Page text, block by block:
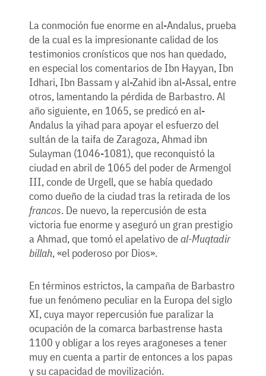
La conmoción fue enorme en al-Andalus, prueba
de la cual es la impresionante calidad de los
testimonios cronísticos que nos han quedado,
en especial los comentarios de Ibn Hayyan, Ibn
Idhari, Ibn Bassam y al-Zahid ibn al-Assal, entre
otros, lamentando la pérdida de Barbastro. Al
año siguiente, en 1065, se predicó en al-
Andalus la yihad para apoyar el esfuerzo del
sultán de la taifa de Zaragoza, Ahmad ibn
Sulayman (1046-1081), que reconquistó la
ciudad en abril de 1065 del poder de Armengol
III, conde de Urgell, que se había quedado
como dueño de la ciudad tras la retirada de los
francos. De nuevo, la repercusión de esta
victoria fue enorme y aseguró un gran prestigio
a Ahmad, que tomó el apelativo deal-Muqtadir
billah, «el poderoso por Dios».
En términos estrictos, la campaña de Barbastro
fue un fenómeno peculiar en la Europa del siglo
XI, cuya mayor repercusión fue paralizar la
ocupación de la comarca barbastrense hasta
1100 y obligar a los reyes aragoneses a tener
muy en cuenta a partir de entonces a los papas
y su capacidad de movilización.